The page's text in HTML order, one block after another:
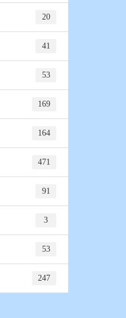
20
41
53
169
164
471
91
3
53
247